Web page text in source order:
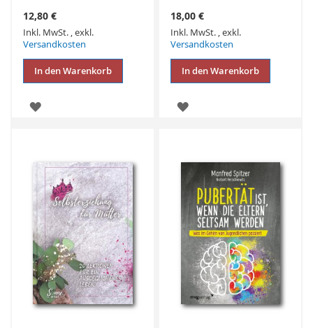
12,80 €
Inkl. MwSt. ,exkl.
Versandkosten
In den Warenkorb
ZUR
18,00 €
Inkl. MwSt. ,exkl.
Versandkosten
In den Warenkorb
ZUR